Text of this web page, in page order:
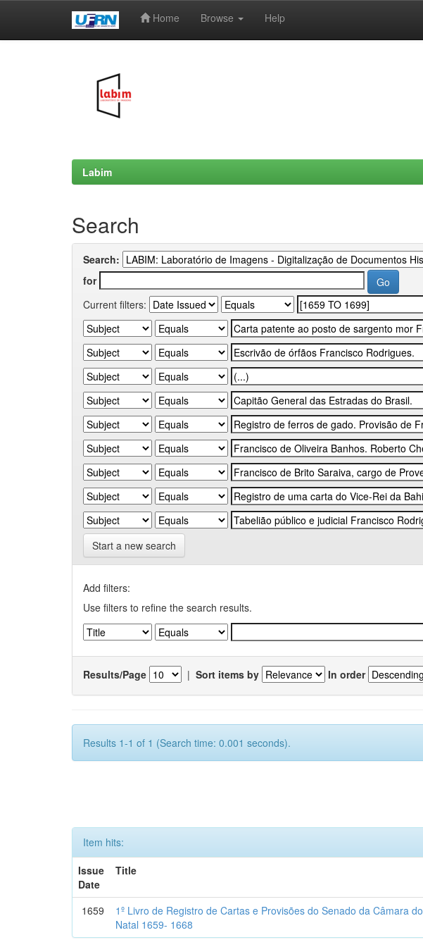
Home Browse Help
Labim
Search
Search:
for
Current filters:
Start a new search
Add filters:
Use filters to refine the search results.
Results/Page | Sort items by In order
Results 1-1 of 1 (Search time: 0.001 seconds).
Item hits:
Issue
Date
Title
1659
1º Livro de Registro de Cartas e Provisões do Senado da Câmara do
Natal 1659- 1668